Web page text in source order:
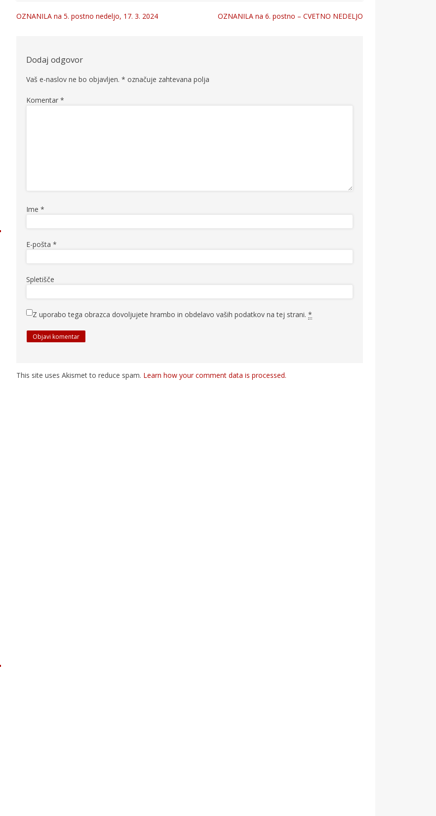
OZNANILA na 5. postno nedeljo, 17. 3. 2024 OZNANILA na 6. postno – CVETNO NEDELJO
Dodaj odgovor
Vaš e-naslov ne bo objavljen. * označuje zahtevana polja
Komentar *
Ime *
E-pošta *
Spletišče
Z uporabo tega obrazca dovoljujete hrambo in obdelavo vaših podatkov na tej strani. *
This site uses Akismet to reduce spam. Learn how your comment data is processed.